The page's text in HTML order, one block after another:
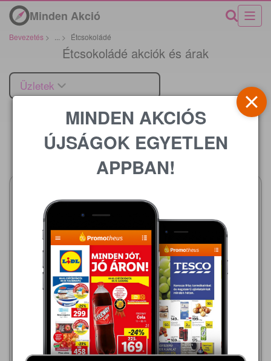
Minden Akció
Bevezetés > > Étcsokoládé
Étcsokoládé akciók és árak
Üzletek
Ár
2026.08.06 - 08.12
299,00 Ft
RIQUET ÉTCSOKOLÁDÉ
TESCO
2026.08.06 - 08.12
529,00 Ft
BOCI SÜTÉSI
ÉTCSOKOLÁDÉ
MINDEN AKCIÓS
ÚJSÁGOK EGYETLEN
APPBAN!